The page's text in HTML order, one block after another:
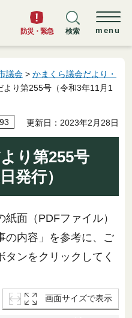
防災・緊急 検索 menu
議会 > かまくら議会だより・
より第255号（令和3年11月1
更新日：2023年2月28日
り第255号
発行）
紙面（PDFファイル）
の内容」を参考に、ご
ンをクリックしてく
画面サイズで表示